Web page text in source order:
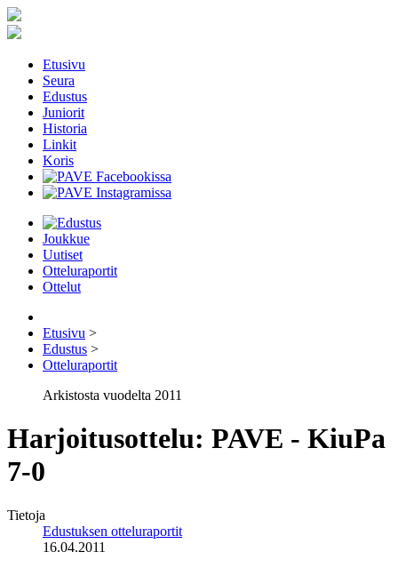
Etusivu
Seura
Edustus
Juniorit
Historia
Linkit
Koris
Joukkue
Uutiset
Otteluraportit
Ottelut
Etusivu >
Edustus >
Otteluraportit
Arkistosta vuodelta 2011
Harjoitusottelu: PAVE - KiuPa
7-0
Tietoja
Edustuksen otteluraportit
16.04.2011